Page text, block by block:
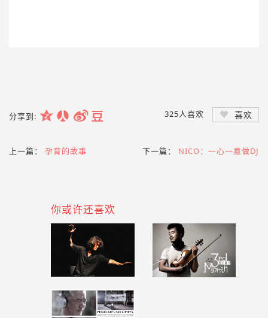
分享到: 325人喜欢 喜欢
上一篇： 孕育的故事 下一篇： NICO：一心一意做DJ
你或许还喜欢